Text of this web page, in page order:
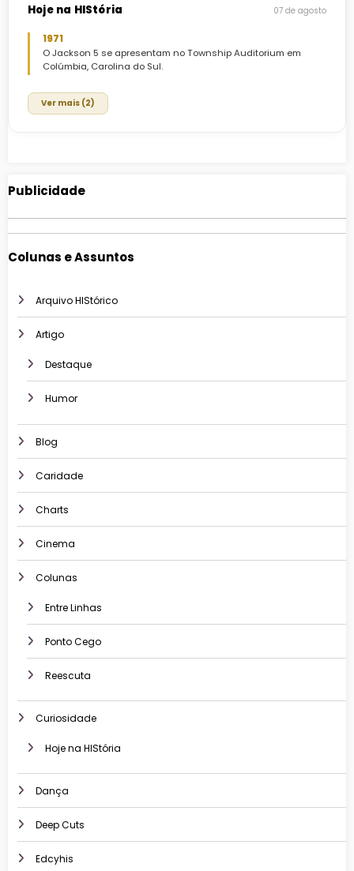
Hoje na HIStória 07 de agosto
1971
O Jackson 5 se apresentam no Township Auditorium em
Colúmbia, Carolina do Sul.
Ver mais (2)
Publicidade
Colunas e Assuntos
Arquivo HIStórico
Artigo
Destaque
Humor
Blog
Caridade
Charts
Cinema
Colunas
Entre Linhas
Ponto Cego
Reescuta
Curiosidade
Hoje na HIStória
Dança
Deep Cuts
Edcyhis